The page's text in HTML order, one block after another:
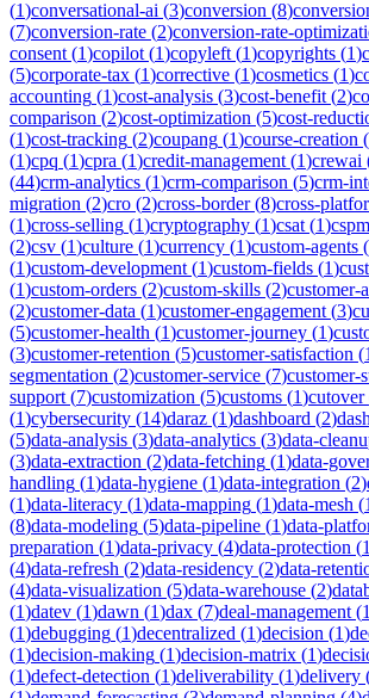
(1)conversational-ai (3)conversion (8)
(7)conversion-rate (2)conversion-rate-
consent (1)copilot (1)copyleft (1)copyrights (1)
(5)corporate-tax (1)corrective (1)cosmetics (1)
accounting (1)cost-analysis (3)cost-benefit (2)
comparison (2)cost-optimization (5)cost-
(1)cost-tracking (2)coupang (1)course-creation (
(1)cpq (1)cpra (1)credit-management (1)crewai
(44)crm-analytics (1)crm-comparison (5)crm-
migration (2)cro (2)cross-border(8)cross-
(1)cross-selling (1)cryptography (1)csat (1)cspm
(2)csv (1)culture (1)currency (1)custom-agents (
(1)custom-development (1)custom-fields (1)
(1)custom-orders (2)custom-skills (2)customer-
(2)customer-data (1)customer-engagement (3)
(5)customer-health (1)customer-journey (1)
(3)customer-retention (5)customer-satisfaction (1
segmentation (2)customer-service (7)customer-
support (7)customization (5)customs (1)cutover
(1)cybersecurity (14)daraz (1)dashboard (2)
(5)data-analysis (3)data-analytics (3)data-
(3)data-extraction (2)data-fetching (1)data-
handling (1)data-hygiene (1)data-integration (2)
(1)data-literacy (1)data-mapping (1)data-mesh (1
(8)data-modeling (5)data-pipeline (1)data-
preparation (1)data-privacy (4)data-protection (
(4)data-refresh (2)data-residency (2)data-
(4)data-visualization (5)data-warehouse (2)
(1)datev (1)dawn (1)dax (7)deal-management (1
(1)debugging (1)decentralized (1)decision (1)
(1)decision-making (1)decision-matrix (1)
(1)defect-detection (1)deliverability (1)delivery